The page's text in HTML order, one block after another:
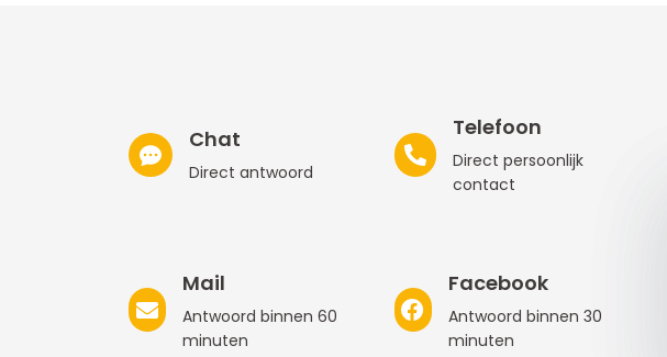
Chat
Direct antwoord
Telefoon
Direct persoonlijk
contact
Mail
Antwoord binnen 60
minuten
Facebook
Antwoord binnen 30
minuten